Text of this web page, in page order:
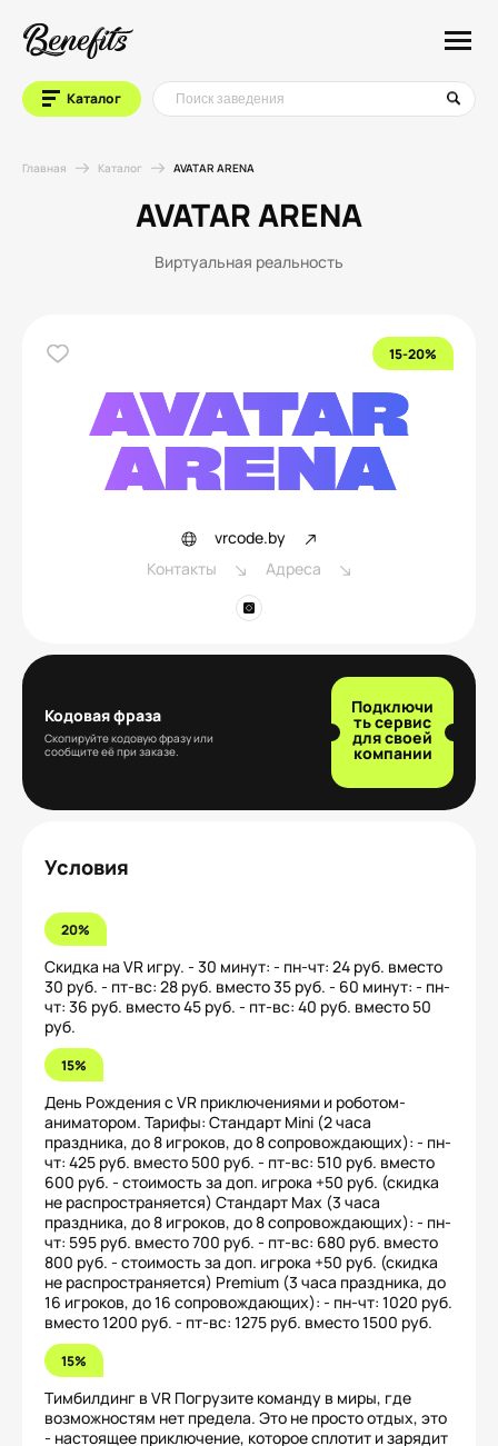
Каталог
Главная Каталог AVATAR ARENA
AVATAR ARENA
Виртуальная реальность
15-20%
vrcode.by
Контакты
Адреса
Подключи
ть сервис
для своей
компании
Кодовая фраза
Скопируйте кодовую фразу или
сообщите её при заказе.
Условия
20%
Скидка на VR игру. - 30 минут: - пн-чт: 24 руб. вместо
30 руб. - пт-вс: 28 руб. вместо 35 руб. - 60 минут: - пн-
чт: 36 руб. вместо 45 руб. - пт-вс: 40 руб. вместо 50
руб.
15%
День Рождения с VR приключениями и роботом-
аниматором. Тарифы: Стандарт Mini (2 часа
праздника, до 8 игроков, до 8 сопровождающих): - пн-
чт: 425 руб. вместо 500 руб. - пт-вс: 510 руб. вместо
600 руб. - стоимость за доп. игрока +50 руб. (скидка
не распространяется) Стандарт Max (3 часа
праздника, до 8 игроков, до 8 сопровождающих): - пн-
чт: 595 руб. вместо 700 руб. - пт-вс: 680 руб. вместо
800 руб. - стоимость за доп. игрока +50 руб. (скидка
не распространяется) Premium (3 часа праздника, до
16 игроков, до 16 сопровождающих): - пн-чт: 1020 руб.
вместо 1200 руб. - пт-вс: 1275 руб. вместо 1500 руб.
15%
Тимбилдинг в VR Погрузите команду в миры, где
возможностям нет предела. Это не просто отдых, это
- настоящее приключение, которое сплотит и зарядит